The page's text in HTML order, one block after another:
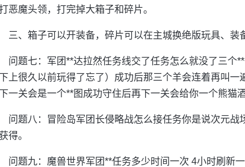
恶魔头领，打完掉大箱子和碎片。
三、箱子可以开装备，碎片可以在主城换绝版玩具、装
问题七：军团**达拉然任务线交了任务怎么就没了三个
上很久以前玩得了忘了）成功后那三个羊会连着再叫
一关会是一个**图成功守住后再下一关会给你一个熊猫
问题八：冒险岛军团长侵略战怎么接任务你是说次元
得。
问题九：魔兽世界军团**任务多少时间一次 4小时刷新